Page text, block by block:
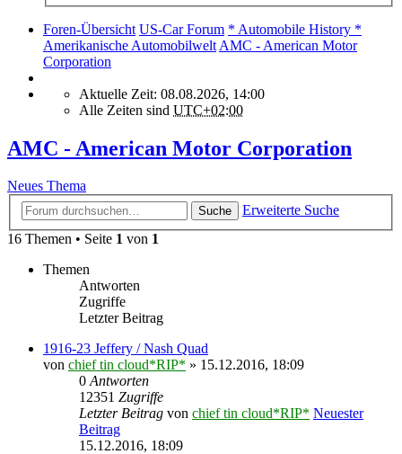
Foren-Übersicht US-Car Forum * Automobile History *
Amerikanische Automobilwelt AMC - American Motor
Corporation
Aktuelle Zeit: 08.08.2026, 14:00
Alle Zeiten sind UTC+02:00
AMC - American Motor Corporation
Neues Thema
Suche
Erweiterte Suche
16 Themen • Seite 1 von 1
Themen
Antworten
Zugriffe
Letzter Beitrag
1916-23 Jeffery / Nash Quad
von chief tin cloud*RIP* » 15.12.2016, 18:09
0 Antworten
12351 Zugriffe
Letzter Beitrag von chief tin cloud*RIP* Neuester
Beitrag
15.12.2016, 18:09